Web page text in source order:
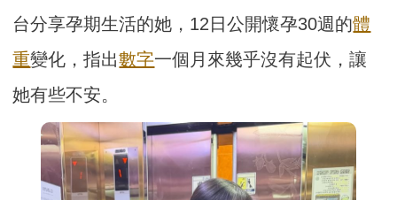
台分享孕期生活的她，12日公開懷孕30週的體
重變化，指出數字一個月來幾乎沒有起伏，讓
她有些不安。